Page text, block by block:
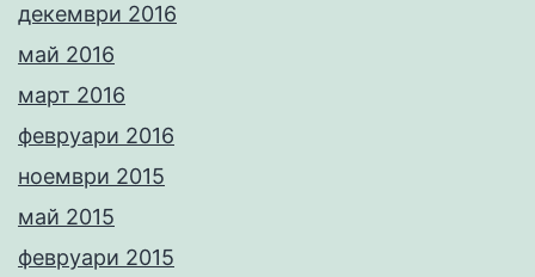
декември 2016
май 2016
март 2016
февруари 2016
ноември 2015
май 2015
февруари 2015